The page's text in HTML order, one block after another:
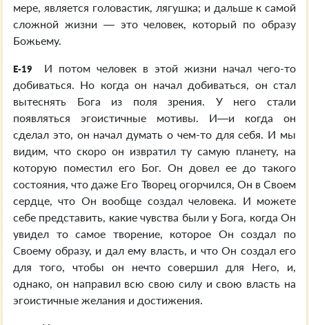
мере, является головастик, лягушка; и дальше к самой
сложной жизни — это человек, который по образу
Божьему.
E-19
И потом человек в этой жизни начал чего-то
добиваться. Но когда он начал добиваться, он стал
вытеснять Бога из поля зрения. У него стали
появляться эгоистичные мотивы. И—и когда он
сделал это, он начал думать о чем-то для себя. И мы
видим, что скоро он извратил ту самую планету, на
которую поместил его Бог. Он довел ее до такого
состояния, что даже Его Творец огорчился, Он в Своем
сердце, что Он вообще создал человека. И можете
себе представить, какие чувства были у Бога, когда Он
увидел то самое творение, которое Он создал по
Своему образу, и дал ему власть, и что Он создал его
для того, чтобы он нечто совершил для Него, и,
однако, он направил всю свою силу и свою власть на
эгоистичные желания и достижения.